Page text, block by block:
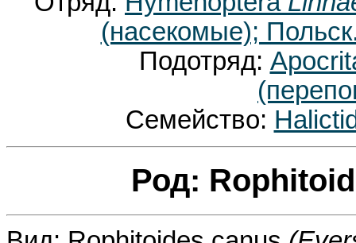
(насекомые);
Подотряд:
Семейство:
Род: